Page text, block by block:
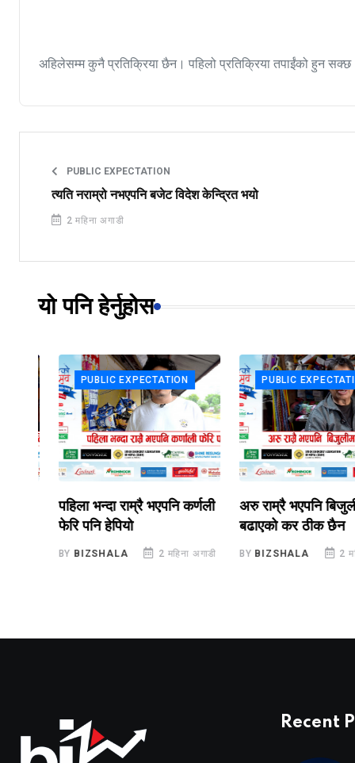
अहिलेसम्म कुनै प्रतिक्रिया छैन। पहिलो प्रतिक्रिया तपाईंको हुन
PUBLIC EXPECTATION
त्यति नराम्रो नभएपनि बजेट विदेश केन्द्रित भयो
2 महिना अगाडी
यो पनि हेर्नुहोस
PUBLIC EXPECTATION
पहिला भन्दा राम्रै भएपनि कर्णली
फेरि पनि हेपियो
BIZSHALA 2 महिना अगाडी
PUBLIC EXPECTATION
अरु राम्रै भएपनि बिजुलीमा
बढाएको कर ठीक छैन
BIZSHALA 2 महिना
Recent